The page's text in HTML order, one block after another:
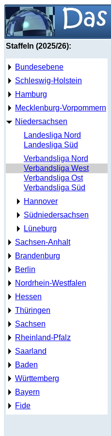
Staffeln (2025/26):
Bundesebene
Schleswig-Holstein
Hamburg
Mecklenburg-Vorpommern
Niedersachsen
Landesliga Nord
Landesliga Süd
Verbandsliga Nord
Verbandsliga West
Verbandsliga Ost
Verbandsliga Süd
Hannover
Südniedersachsen
Lüneburg
Sachsen-Anhalt
Brandenburg
Berlin
Nordrhein-Westfalen
Hessen
Thüringen
Sachsen
Rheinland-Pfalz
Saarland
Baden
Württemberg
Bayern
Fide